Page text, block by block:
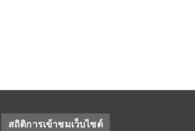
สถิติการเข้าชมเว็บไซต์